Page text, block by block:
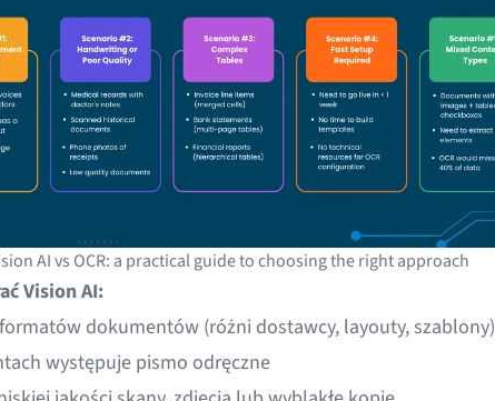
AI vs OCR: a practical guide to choosing the right approach
Vision AI:
dokumentów (różni dostawcy, layouty, szablony)
występuje pismo odręczne